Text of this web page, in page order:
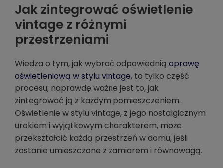
Jak zintegrować oświetlenie
vintage z różnymi
przestrzeniami
Wiedza o tym, jak wybrać odpowiednią oprawę
oświetleniową w stylu vintage, to tylko część
procesu; naprawdę ważne jest to, jak
zintegrować ją z każdym pomieszczeniem.
Oświetlenie w stylu vintage, z jego nostalgicznym
urokiem i wyjątkowym charakterem, może
przekształcić każdą przestrzeń w domu, jeśli
zostanie umieszczone z zamiarem i równowagą.